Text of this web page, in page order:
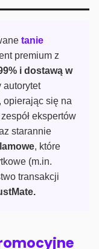
tanie
premium z
i dostawą w
autorytet
opierając się na
ekspertów
starannie
, które
(m.in.
transakcji